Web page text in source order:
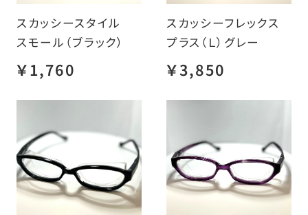
スカッシースタイル
スモール（ブラック）
￥1,760
スカッシーフレックス
プラス（Ｌ）グレー
￥3,850